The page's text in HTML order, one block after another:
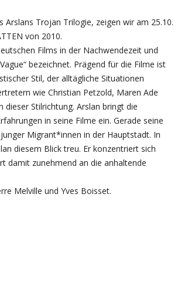
Trojan Trilogie, zeigen wir am 25.10.
von 2010.
Films in der Nachwendezeit und
bezeichnet. Prägend für die Filme ist
Stil, der alltägliche Situationen
wie Christian Petzold, Maren Ade
Stilrichtung. Arslan bringt die
in seine Filme ein. Gerade seine
Migrant*innen in der Hauptstadt. In
diesem Blick treu. Er konzentriert sich
damit zunehmend an die anhaltende
Melville und Yves Boisset.